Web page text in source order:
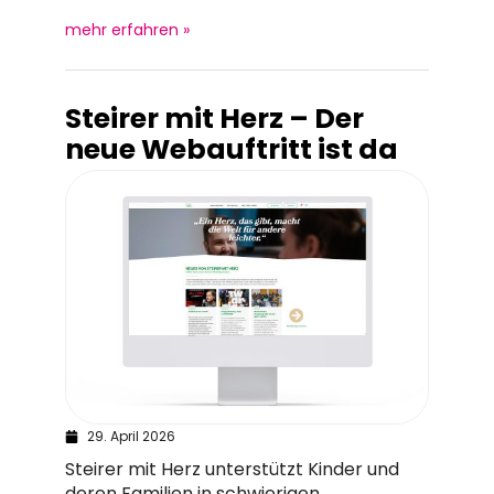
mehr erfahren »
Steirer mit Herz – Der
neue Webauftritt ist da
29. April 2026
Steirer mit Herz unterstützt Kinder und